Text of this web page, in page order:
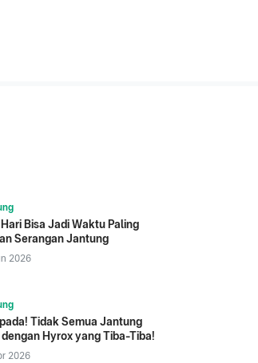
Hari Bisa Jadi Waktu Paling
Serangan Jantung
2026
Tidak Semua Jantung
dengan Hyrox yang Tiba-Tiba!
2026